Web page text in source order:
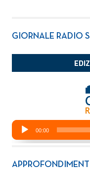
GIORNALE RADIO
APPROFONDIMENTI